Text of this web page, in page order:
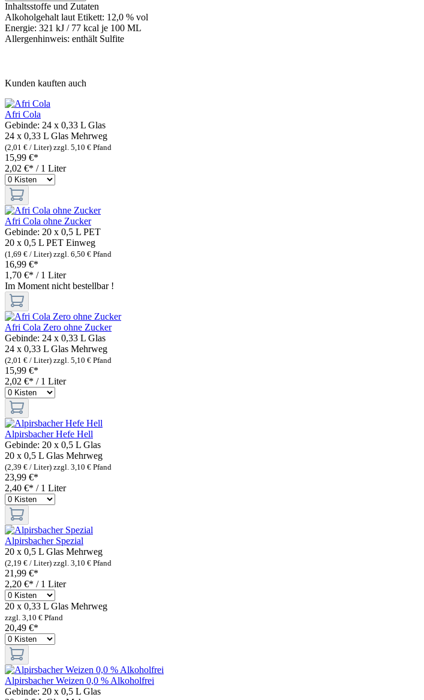
Inhaltsstoffe und Zutaten
Alkoholgehalt laut Etikett: 12,0 % vol
Energie: 321 kJ / 77 kcal je 100 ML
Allergenhinweis: enthält Sulfite
Kunden kauften auch
Afri Cola
Gebinde: 24 x 0,33 L Glas
24 x 0,33 L Glas Mehrweg
(2,01 € / Liter) zzgl. 5,10 € Pfand
15,99 €*
2,02 €* / 1 Liter
Afri Cola ohne Zucker
Gebinde: 20 x 0,5 L PET
20 x 0,5 L PET Einweg
(1,69 € / Liter) zzgl. 6,50 € Pfand
16,99 €*
1,70 €* / 1 Liter
Im Moment nicht bestellbar !
Afri Cola Zero ohne Zucker
Gebinde: 24 x 0,33 L Glas
24 x 0,33 L Glas Mehrweg
(2,01 € / Liter) zzgl. 5,10 € Pfand
15,99 €*
2,02 €* / 1 Liter
Alpirsbacher Hefe Hell
Gebinde: 20 x 0,5 L Glas
20 x 0,5 L Glas Mehrweg
(2,39 € / Liter) zzgl. 3,10 € Pfand
23,99 €*
2,40 €* / 1 Liter
Alpirsbacher Spezial
20 x 0,5 L Glas Mehrweg
(2,19 € / Liter) zzgl. 3,10 € Pfand
21,99 €*
2,20 €* / 1 Liter
20 x 0,33 L Glas Mehrweg
zzgl. 3,10 € Pfand
20,49 €*
Alpirsbacher Weizen 0,0 % Alkoholfrei
Gebinde: 20 x 0,5 L Glas